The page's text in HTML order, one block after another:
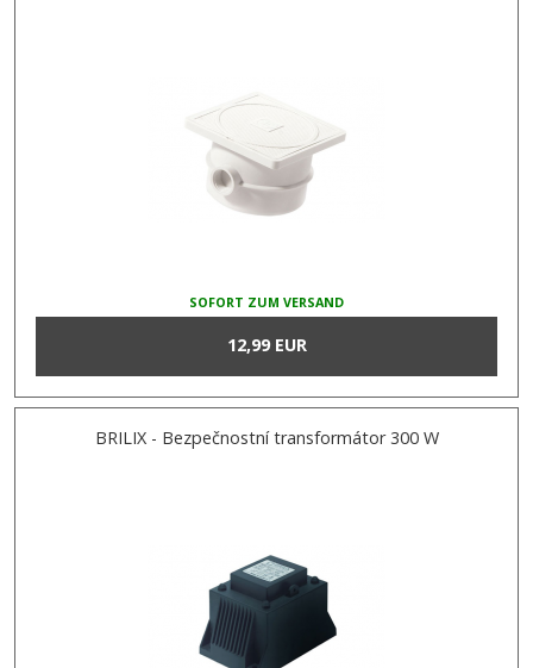
SOFORT ZUM VERSAND
12,99 EUR
BRILIX - Bezpečnostní transformátor 300 W